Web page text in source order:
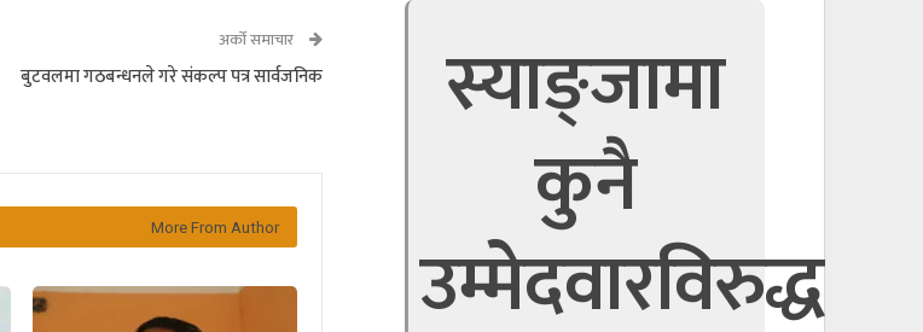
अर्को समाचार
बुटवलमा गठबन्धनले गरे संकल्प पत्र सार्वजनिक
More From Author
स्याङ्जामा
कुनै
उम्मेदवारविरुद्ध